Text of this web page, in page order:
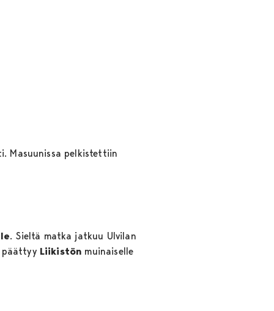
Masuunissa pelkistettiin
. Sieltä matka jatkuu Ulvilan
päättyy Liikistön muinaiselle